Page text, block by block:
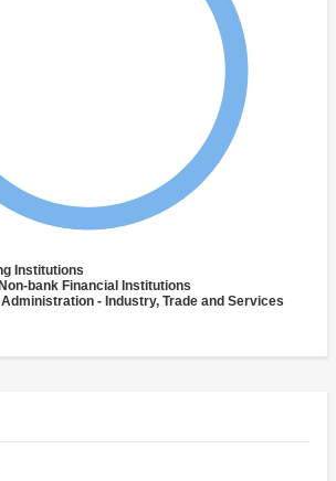
Institutions
bank Financial Institutions
Administration - Industry, Trade and Services